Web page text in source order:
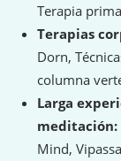
Terapia
Terapias
Dorn,
columna
Larga
meditación:
Mind,